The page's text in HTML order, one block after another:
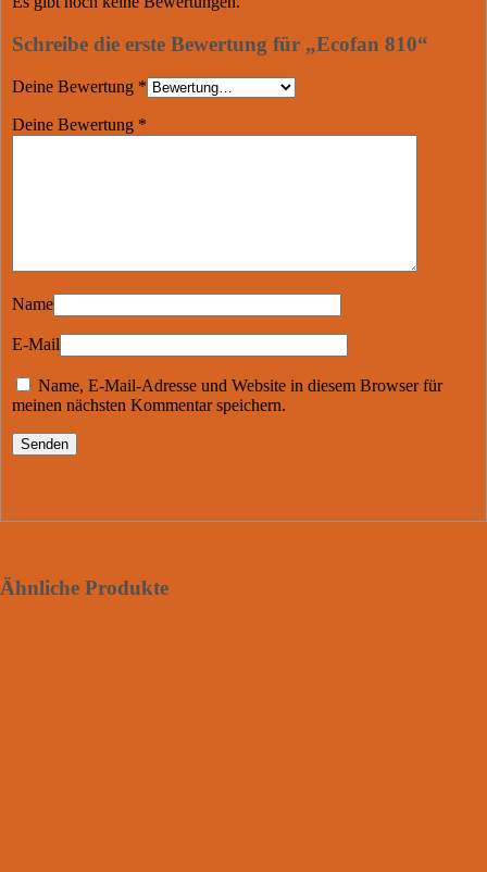
Schreibe die erste Bewertung für „Ecofan 810“
Deine Bewertung *
Deine Bewertung *
Name
E-Mail
Name, E-Mail-Adresse und Website in diesem Browser für
meinen nächsten Kommentar speichern.
Ähnliche Produkte